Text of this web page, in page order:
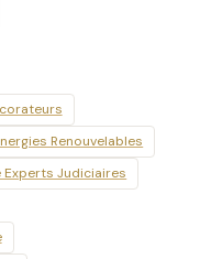
Renouvelables
Experts Judiciaires